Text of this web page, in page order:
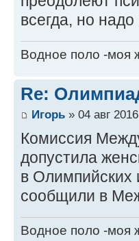
всегда, но
Водное поло -моя
Re:
Игорь » 04 авг
Комиссия
допустила
в Олимпийских
сообщили в
Водное поло -моя